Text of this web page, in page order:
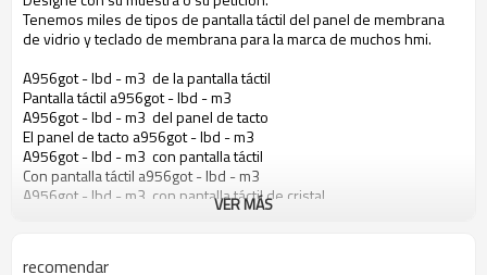
Tenemos miles de tipos de pantalla táctil del panel de membrana
de vidrio y teclado de membrana para la marca de muchos hmi.
A956got - lbd - m3 de la pantalla táctil
Pantalla táctil a956got - lbd - m3
A956got - lbd - m3 del panel de tacto
El panel de tacto a956got - lbd - m3
A956got - lbd - m3 con pantalla táctil
Con pantalla táctil a956got - lbd - m3
A956got - lbd - m3 con pantalla táctil de cristal
Pantalla táctil de cristal a956got - lbd - m3
VER MÁS
recomendar